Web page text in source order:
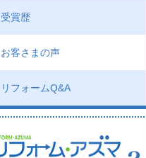
受賞歴
お客さまの声
リフォームQ&A